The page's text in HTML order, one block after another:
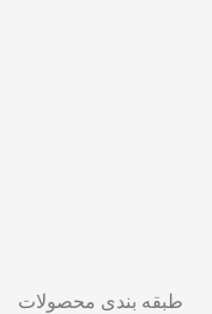
طبقه بندی محصولات